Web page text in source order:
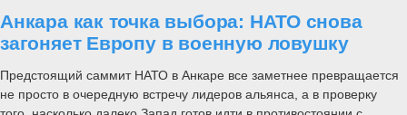
Анкара как точка выбора: НАТО снова
загоняет Европу в военную ловушку
Предстоящий саммит НАТО в Анкаре все заметнее превращается
не просто в очередную встречу лидеров альянса, а в проверку